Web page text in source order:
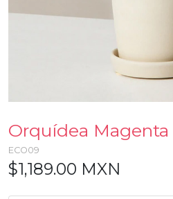
Orquídea Magenta
ECO09
$1,189.00 MXN